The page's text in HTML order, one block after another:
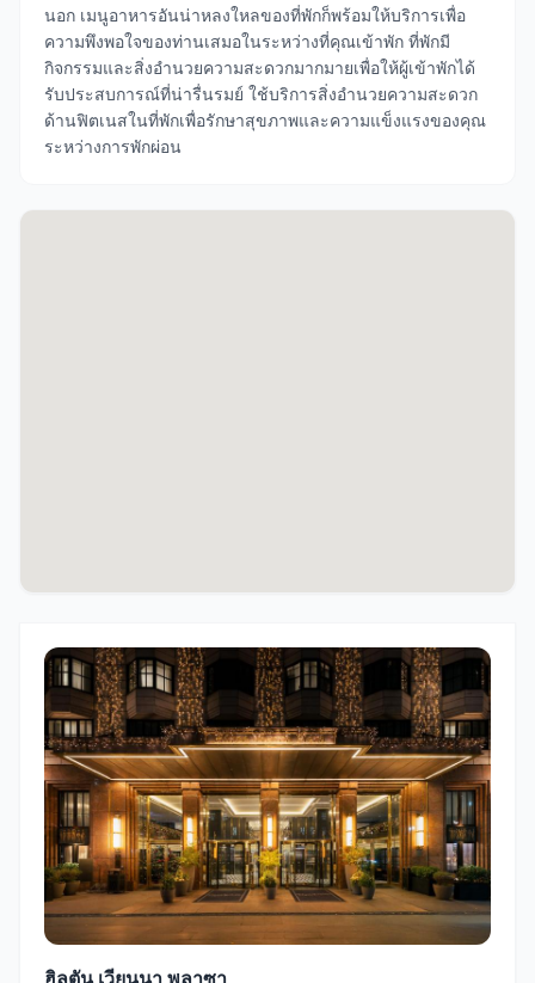
นอก เมนูอาหารอันน่าหลงใหลของที่พักก็พร้อมให้บริการเพื่อ
ความพึงพอใจของท่านเสมอในระหว่างที่คุณเข้าพัก ที่พักมี
กิจกรรมและสิ่งอำนวยความสะดวกมากมายเพื่อให้ผู้เข้าพักได้
รับประสบการณ์ที่น่ารื่นรมย์ ใช้บริการสิ่งอำนวยความสะดวก
ด้านฟิตเนสในที่พักเพื่อรักษาสุขภาพและความแข็งแรงของคุณ
ระหว่างการพักผ่อน